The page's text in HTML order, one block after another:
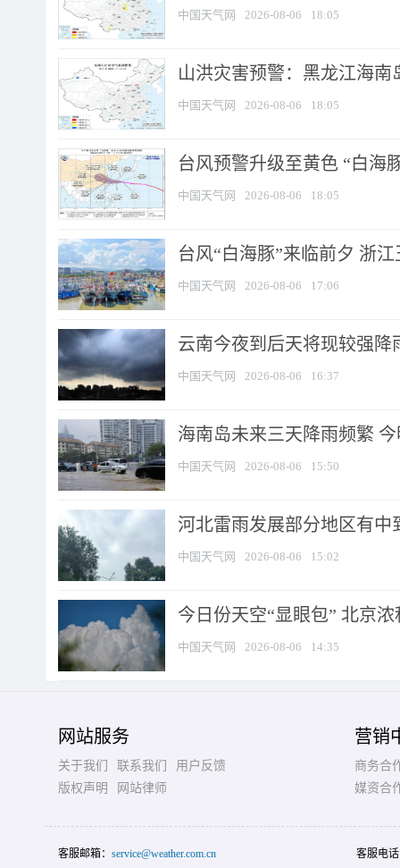
中国天气网 2026-08-06 18:05
山洪灾害预警：黑龙江海
中国天气网 2026-08-06 18:05
台风预警升级至黄色 “白海
中国天气网 2026-08-06 18:05
台风“白海豚”来临前夕 浙
中国天气网 2026-08-06 17:06
云南今夜到后天将现较强降
中国天气网 2026-08-06 16:37
海南岛未来三天降雨频繁
中国天气网 2026-08-06 15:50
河北雷雨发展部分地区有中
中国天气网 2026-08-06 15:02
今日份天空“显眼包” 北京
中国天气网 2026-08-06 14:35
网站服务
关于我们 联系我们
用户反馈
版权声明
网站律师
营销
商务合
媒资合
客服邮箱： service@weather.com.cn 客服电